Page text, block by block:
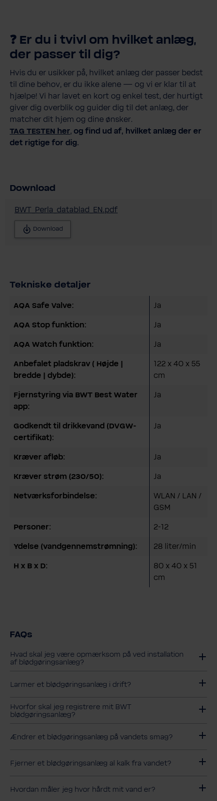
❓ Er du i tvivl om hvilket anlæg,
der passer til dig?
Hvis du er usikker på, hvilket anlæg der passer bedst
til dine behov, er du ikke alene — og vi er klar til at
hjælpe! Vi har lavet en kort og enkel test, der hurtigt
giver dig overblik og guider dig til det anlæg, der
matcher dit hjem og dine ønsker.
TAG TESTEN her, og find ud af, hvilket anlæg der er
det rigtige for dig.
Download
BWT_Perla_datablad_EN.pdf
Download
Tekniske detaljer
AQA Safe Valve: Ja
AQA Stop funktion: Ja
AQA Watch funktion: Ja
Anbefalet pladskrav ( Højde |
bredde | dybde):
122 x 40 x 55
cm
Fjernstyring via BWT Best Water
app:
Ja
Godkendt til drikkevand (DVGW-
certifikat):
Ja
Kræver afløb: Ja
Kræver strøm (230/50): Ja
Netværksforbindelse:
WLAN / LAN /
GSM
Personer: 2-12
Ydelse (vandgennemstrømning): 28 liter/min
H x B x D:
80 x 40 x 51
cm
FAQs
Hvad skal jeg være opmærksom på ved installation
af blødgøringsanlæg?
Larmer et blødgøringsanlæg i drift?
Hvorfor skal jeg registrere mit BWT
blødgøringsanlæg?
Ændrer et blødgøringsanlæg på vandets smag?
Fjerner et blødgøringsanlæg al kalk fra vandet?
Hvordan måler jeg hvor hårdt mit vand er?